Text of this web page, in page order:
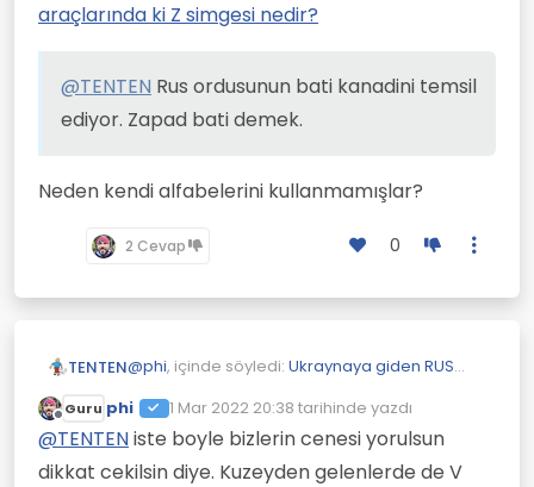
araçlarında ki Z simgesi nedir?
@TENTEN Rus ordusunun bati kanadini temsil
ediyor. Zapad bati demek.
Neden kendi alfabelerini kullanmamışlar?
2 Cevap 0
TENTEN@phi, içinde söyledi: Ukraynaya giden RUS
@ TENTENRus ordusunun bati kanadini
temsil ediyor. Zapad bati demek.
Neden kendi alfabelerini kullanmamışlar?
Çevrimdışı
Guru phi 1 Mar 2022 20:38 tarihinde yazdı
Son düzenleyen:
@TENTENiste boyle bizlerin cenesi yorulsun
dikkat cekilsin diye. Kuzeyden gelenlerde de V